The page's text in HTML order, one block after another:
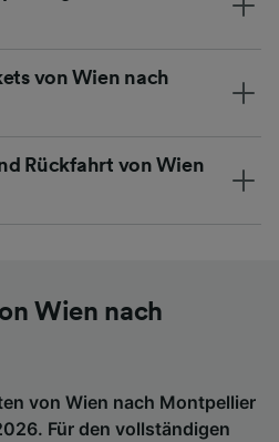
von Wien nach
Rückfahrt von Wien
Wien nach
von Wien nach Montpellier
Für den vollständigen